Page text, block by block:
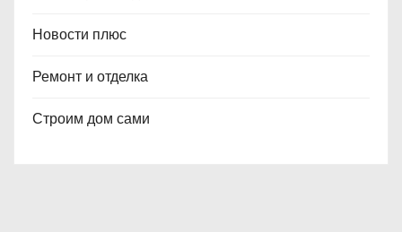
Новости плюс
Ремонт и отделка
Строим дом сами